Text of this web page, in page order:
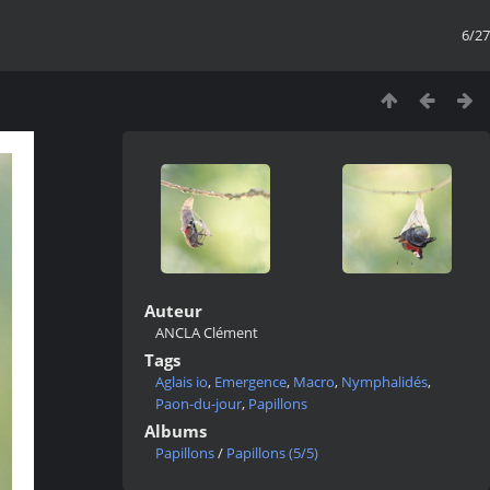
6/27
Auteur
ANCLA Clément
Tags
Aglais io, Emergence, Macro, Nymphalidés,
Paon-du-jour, Papillons
Albums
Papillons/ Papillons (5/5)